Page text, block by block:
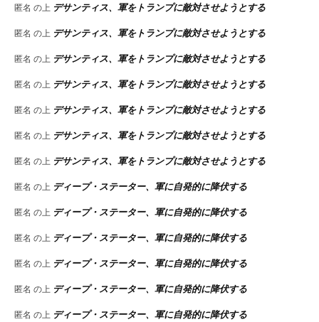
匿名 の上 デサンティス、軍をトランプに敵対させようとする
匿名 の上 デサンティス、軍をトランプに敵対させようとする
匿名 の上 デサンティス、軍をトランプに敵対させようとする
匿名 の上 デサンティス、軍をトランプに敵対させようとする
匿名 の上 デサンティス、軍をトランプに敵対させようとする
匿名 の上 デサンティス、軍をトランプに敵対させようとする
匿名 の上 デサンティス、軍をトランプに敵対させようとする
匿名 の上 ディープ・ステーター、軍に自発的に降伏する
匿名 の上 ディープ・ステーター、軍に自発的に降伏する
匿名 の上 ディープ・ステーター、軍に自発的に降伏する
匿名 の上 ディープ・ステーター、軍に自発的に降伏する
匿名 の上 ディープ・ステーター、軍に自発的に降伏する
匿名 の上 ディープ・ステーター、軍に自発的に降伏する